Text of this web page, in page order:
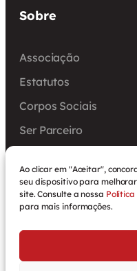
Ao clicar em "Aceitar",
seu dispositivo para
site. Consulte a nossa
para mais informações.
Sobre
Associação
Estatutos
Corpos Sociais
Ser Parceiro
Arquivo